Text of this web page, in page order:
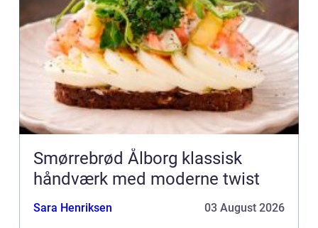
Smørrebrød Ålborg klassisk
håndværk med moderne twist
Sara Henriksen 03 August 2026